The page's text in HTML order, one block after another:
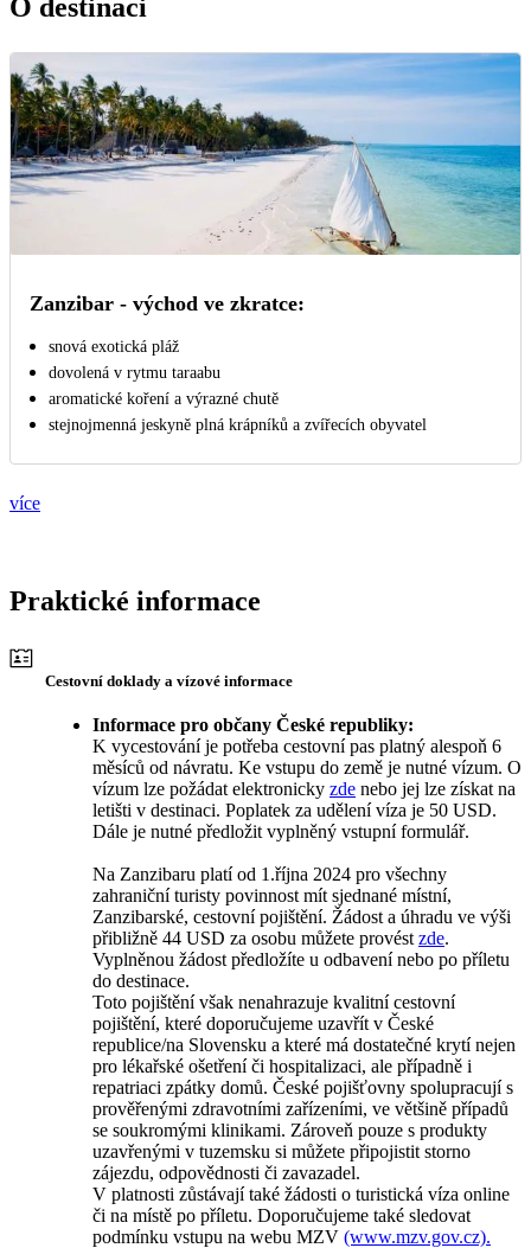
O destinaci
Zanzibar - východ ve zkratce:
snová exotická pláž
dovolená v rytmu taraabu
aromatické koření a výrazné chutě
stejnojmenná jeskyně plná krápníků a zvířecích obyvatel
více
Praktické informace
Cestovní doklady a vízové informace
Informace pro občany České republiky:
K vycestování je potřeba cestovní pas platný alespoň 6
měsíců od návratu. Ke vstupu do země je nutné vízum. O
vízum lze požádat elektronicky zde nebo jej lze získat na
letišti v destinaci. Poplatek za udělení víza je 50 USD.
Dále je nutné předložit vyplněný vstupní formulář.
Na Zanzibaru platí od 1.října 2024 pro všechny
zahraniční turisty povinnost mít sjednané místní,
Zanzibarské, cestovní pojištění. Žádost a úhradu ve výši
přibližně 44 USD za osobu můžete provést zde.
Vyplněnou žádost předložíte u odbavení nebo po příletu
do destinace.
Toto pojištění však nenahrazuje kvalitní cestovní
pojištění, které doporučujeme uzavřít v České
republice/na Slovensku a které má dostatečné krytí nejen
pro lékařské ošetření či hospitalizaci, ale případně i
repatriaci zpátky domů. České pojišťovny spolupracují s
prověřenými zdravotními zařízeními, ve většině případů
se soukromými klinikami. Zároveň pouze s produkty
uzavřenými v tuzemsku si můžete připojistit storno
zájezdu, odpovědnosti či zavazadel.
V platnosti zůstávají také žádosti o turistická víza online
či na místě po příletu. Doporučujeme také sledovat
podmínku vstupu na webu MZV (www.mzv.gov.cz).